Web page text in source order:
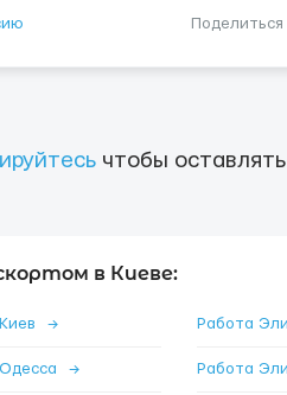
чтобы
в Киеве:
→ Работа
→ Работа